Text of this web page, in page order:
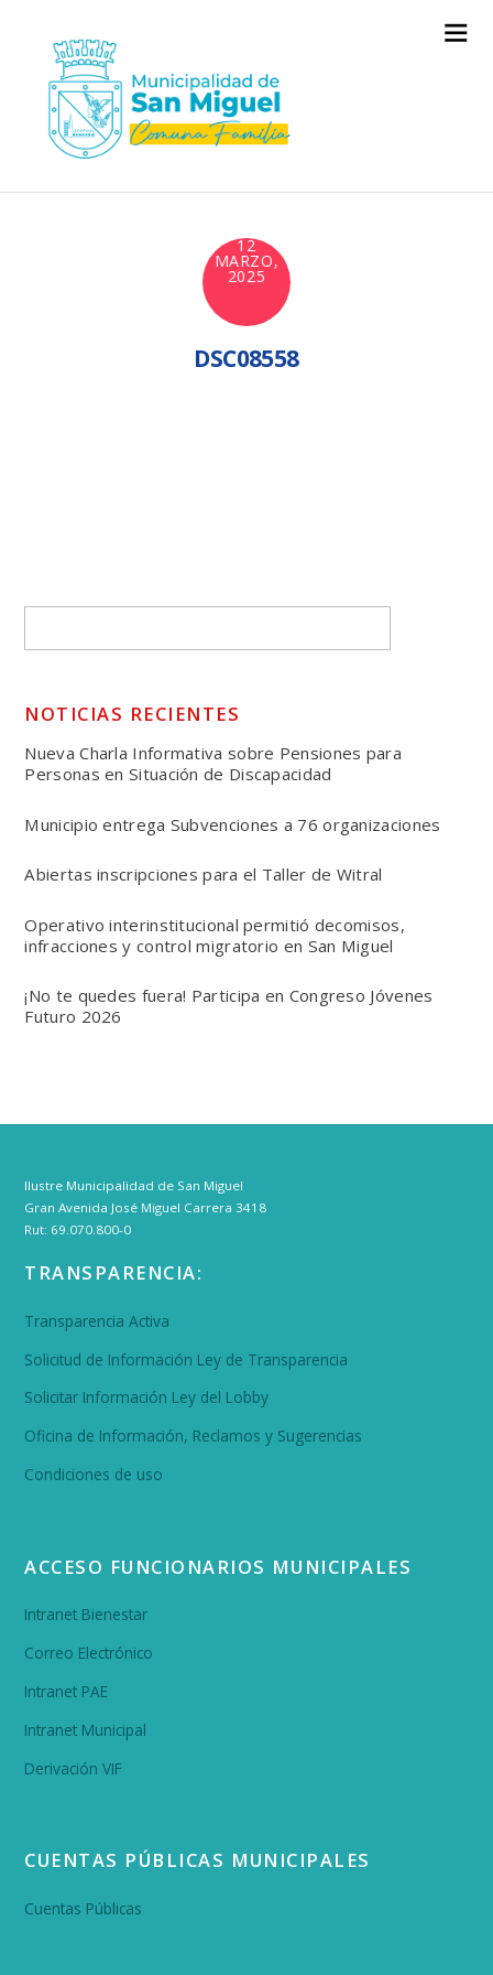
12
MARZO,
2025
DSC08558
NOTICIAS RECIENTES
Nueva Charla Informativa sobre Pensiones para
Personas en Situación de Discapacidad
Municipio entrega Subvenciones a 76 organizaciones
Abiertas inscripciones para el Taller de Witral
Operativo interinstitucional permitió decomisos,
infracciones y control migratorio en San Miguel
¡No te quedes fuera! Participa en Congreso Jóvenes
Futuro 2026
Ilustre Municipalidad de San Miguel
Gran Avenida José Miguel Carrera 3418
Rut: 69.070.800-0
TRANSPARENCIA:
Transparencia Activa
Solicitud de Información Ley de Transparencia
Solicitar Información Ley del Lobby
Oficina de Información, Reclamos y Sugerencias
Condiciones de uso
ACCESO FUNCIONARIOS MUNICIPALES
Intranet Bienestar
Correo Electrónico
Intranet PAE
Intranet Municipal
Derivación VIF
CUENTAS PÚBLICAS MUNICIPALES
Cuentas Públicas